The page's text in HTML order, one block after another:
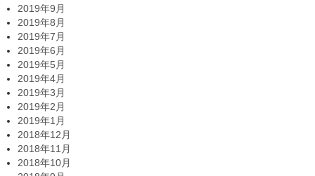
2019年9月
2019年8月
2019年7月
2019年6月
2019年5月
2019年4月
2019年3月
2019年2月
2019年1月
2018年12月
2018年11月
2018年10月